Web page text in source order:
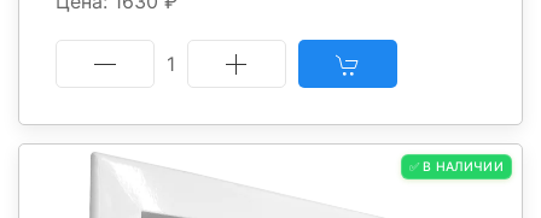
1
✅ В НАЛИЧИИ